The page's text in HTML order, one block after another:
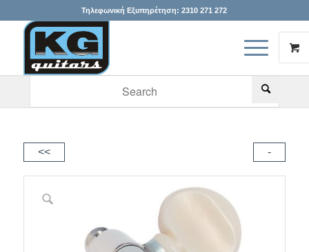
Τηλεφωνική Εξυπηρέτηση:2310 271 272
<< -